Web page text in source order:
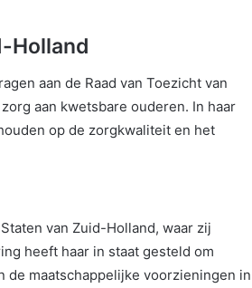
Holland
aan de Raad van Toezicht van
aan kwetsbare ouderen. In haar
op de zorgkwaliteit en het
van Zuid-Holland, waar zij
heeft haar in staat gesteld om
maatschappelijke voorzieningen in